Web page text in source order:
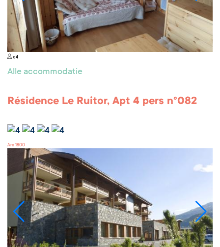
x 4
Alle accommodatie
Résidence Le Ruitor, Apt 4 pers n°082
Arc 1800